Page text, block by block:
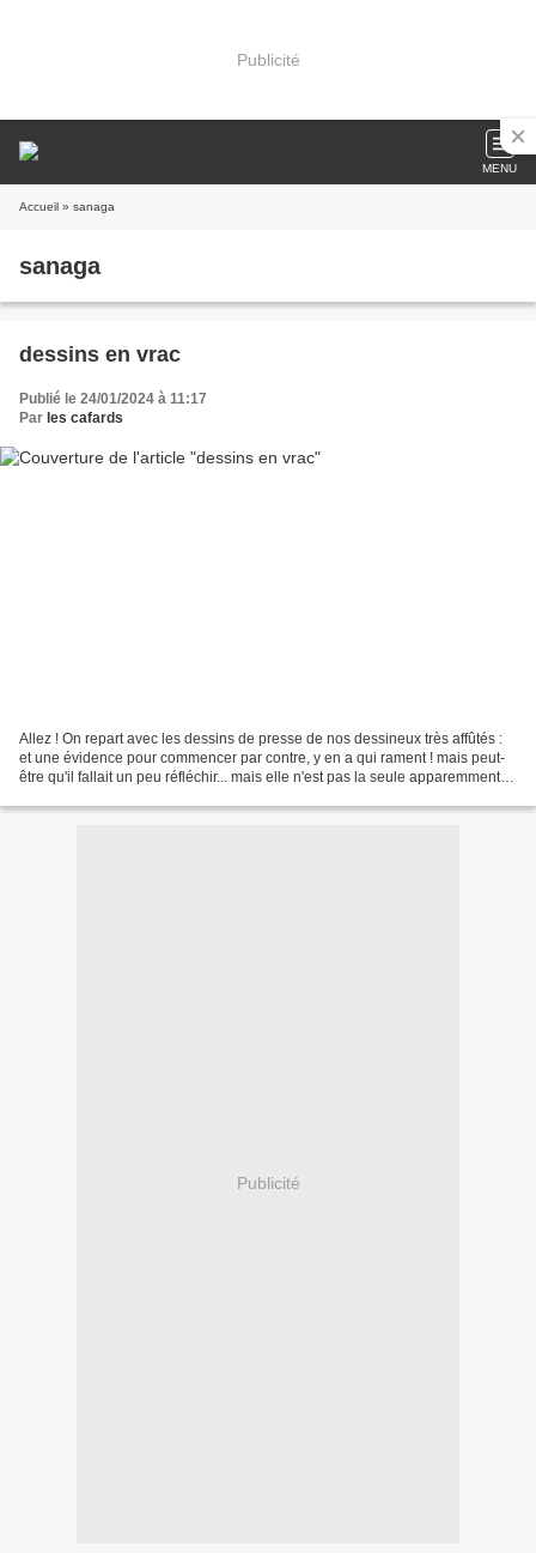
Publicité
MENU
Accueil » sanaga
sanaga
dessins en vrac
Publié le 24/01/2024 à 11:17
Par les cafards
Allez ! On repart avec les dessins de presse de nos dessineux très affûtés :
et une évidence pour commencer par contre, y en a qui rament ! mais peut-
être qu'il fallait un peu réfléchir... mais elle n'est pas la seule apparemment...
Publicité